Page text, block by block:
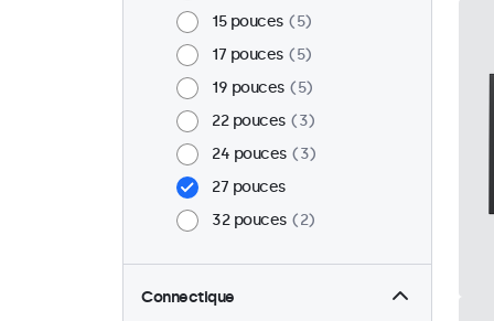
15 pouces
5
17 pouces
5
19 pouces
5
22 pouces
3
24 pouces
3
27 pouces
32 pouces
2
Connectique